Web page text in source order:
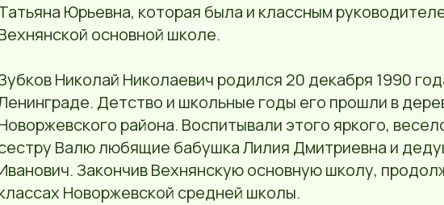
Юрьевна, которая была и классным
основной школе.
Николай Николаевич родился 20 декабря 1990
Детство и школьные годы его прошли в
района. Воспитывали этого яркого,
Валю любящие бабушка Лилия Дмитриевна и
Закончив Вехнянскую основную школу,
Новоржевской средней школы.